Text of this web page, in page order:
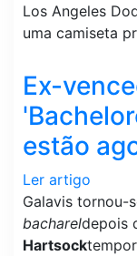
Los Angeles
uma camiseta
Ex-
estão
Ler artigo
Galavis tornou-
bachareldepois
Hartsock